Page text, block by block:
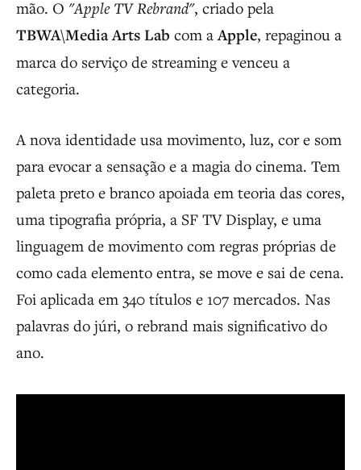
mão. O "Apple TV Rebrand", criado pela
TBWA\Media Arts Lab com a Apple, repaginou a
marca do serviço de streaming e venceu a
categoria.
A nova identidade usa movimento, luz, cor e som
para evocar a sensação e a magia do cinema. Tem
paleta preto e branco apoiada em teoria das cores,
uma tipografia própria, a SF TV Display, e uma
linguagem de movimento com regras próprias de
como cada elemento entra, se move e sai de cena.
Foi aplicada em 340 títulos e 107 mercados. Nas
palavras do júri, o rebrand mais significativo do
ano.